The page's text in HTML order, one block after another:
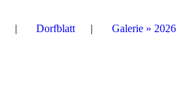
Dorfblatt Galerie » 2026